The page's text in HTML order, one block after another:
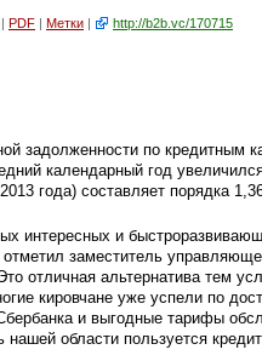
PDF Метки http://b2b.vc/170715
задолженности по кредитным
календарный год
года) составляет порядка
интересных и
отметил заместитель
отличная альтернатива тем
кировчане уже успели по
и выгодные тарифы
области пользуется